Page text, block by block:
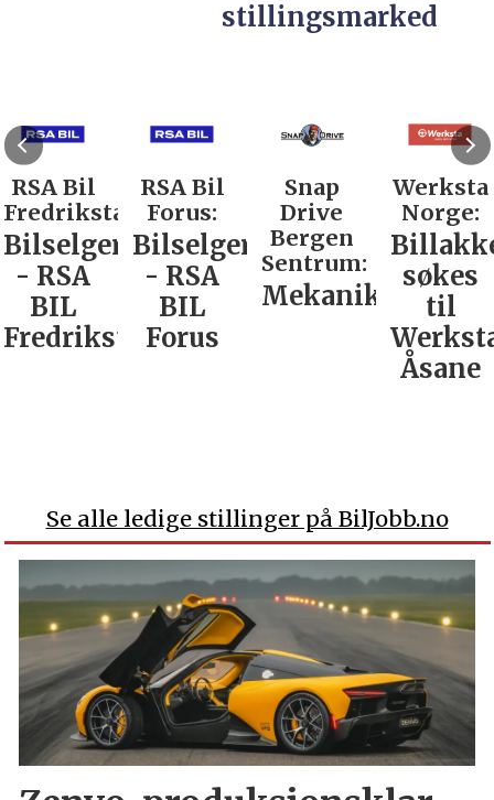
stillingsmarked
RSA Bil
Fredrikstad:
Bilselger
- RSA
BIL
Fredrikstad
RSA Bil
Forus:
Bilselger
- RSA
BIL
Forus
Snap
Drive
Bergen
Sentrum:
Mekaniker
Werksta
Norge:
søkes
til
Åsane
Se alle ledige stillinger på BilJobb.no